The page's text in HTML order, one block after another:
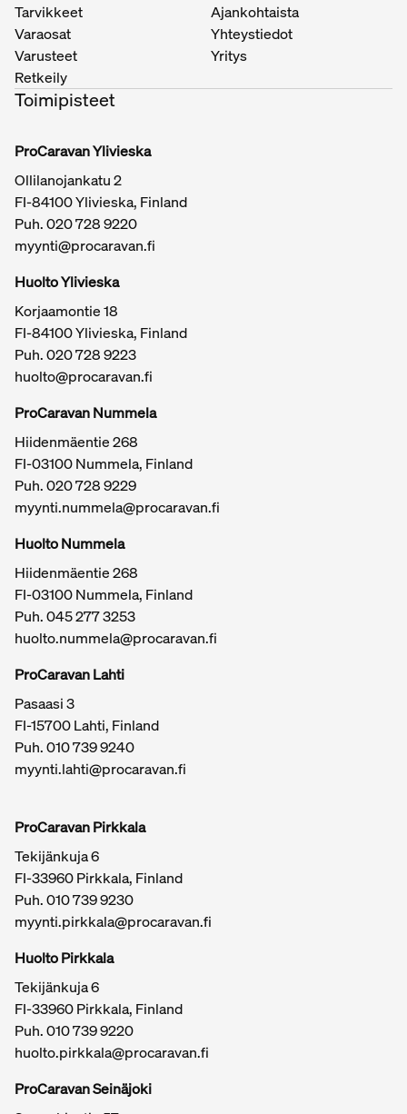
Tärkeitä linkkejä / sivukartta
Tarvikkeet
Varaosat
Varusteet
Retkeily
Ajankohtaista
Yhteystiedot
Yritys
Toimipisteet
ProCaravan Ylivieska
Ollilanojankatu 2
FI-84100 Ylivieska, Finland
Puh.020 728 9220
myynti@procaravan.fi
Huolto Ylivieska
Korjaamontie 18
FI-84100 Ylivieska, Finland
Puh.020 728 9223
huolto@procaravan.fi
ProCaravan Nummela
Hiidenmäentie 268
FI-03100 Nummela, Finland
Puh.020 728 9229
myynti.nummela@procaravan.fi
Huolto Nummela
Hiidenmäentie 268
FI-03100 Nummela, Finland
Puh. 045 277 3253
huolto.nummela@procaravan.fi
ProCaravan Lahti
Pasaasi 3
FI-15700 Lahti, Finland
Puh.010 739 9240
myynti.lahti@procaravan.fi
ProCaravan Pirkkala
Tekijänkuja 6
FI-33960 Pirkkala, Finland
Puh.010 739 9230
myynti.pirkkala@procaravan.fi
Huolto Pirkkala
Tekijänkuja 6
FI-33960 Pirkkala, Finland
Puh.010 739 9220
huolto.pirkkala@procaravan.fi
ProCaravan Seinäjoki